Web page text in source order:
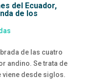
del Ecuador,
de los
de las cuatro
andino. Se trata de
viene desde siglos.